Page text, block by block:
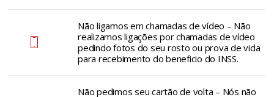
Não ligamos em chamadas de vídeo – Não
realizamos ligações por chamadas de vídeo
pedindo fotos do seu rosto ou prova de vida
para recebimento do beneficio do INSS.
Não pedimos seu cartão de volta – Nós não